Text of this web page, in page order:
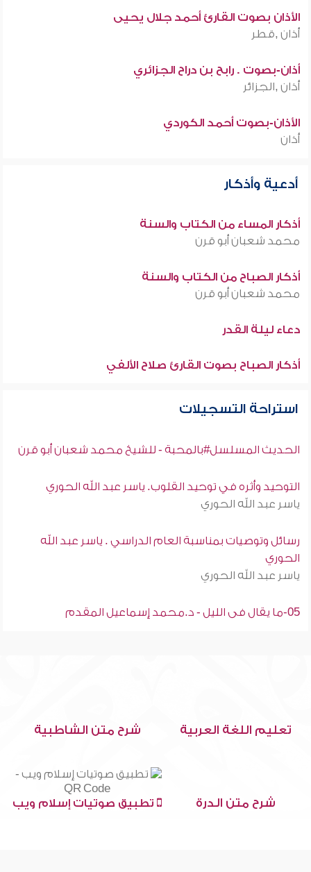
الأذان بصوت القارئ أحمد جلال يحيى
أذان ,قطر
أذان-بصوت . رابح بن دراح الجزائري
أذان ,الجزائر
الأذان-بصوت أحمد الكوردي
أذان
أدعية وأذكار
أذكار المساء من الكتاب والسنة
محمد شعبان أبو قرن
أذكار الصباح من الكتاب والسنة
محمد شعبان أبو قرن
دعاء ليلة القدر
أذكار الصباح بصوت القارئ صلاح الألفي
استراحة التسجيلات
الحديث المسلسل#بالمحبة - للشيخ محمد شعبان أبو قرن
التوحيد وأثره في توحيد القلوب. ياسر عبد الله الحوري
ياسر عبد الله الحوري
رسائل وتوصيات بمناسبة العام الدراسي . ياسر عبد الله
الحوري
ياسر عبد الله الحوري
05-ما يقال فى الليل - د.محمد إسماعيل المقدم
تعليم اللغة العربية شرح متن الشاطبية
شرح متن الدرة تطبيق صوتيات إسلام ويب